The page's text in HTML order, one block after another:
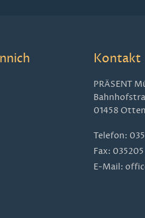
Kontakt
PRÄSENT
01458
Telefon:
Fax: 035205
E-Mail: